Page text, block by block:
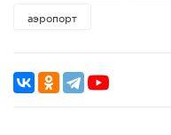
аэропорт